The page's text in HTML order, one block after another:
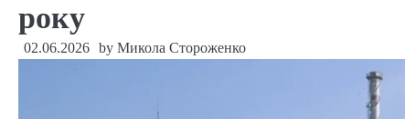
року
02.06.2026 by Микола Стороженко